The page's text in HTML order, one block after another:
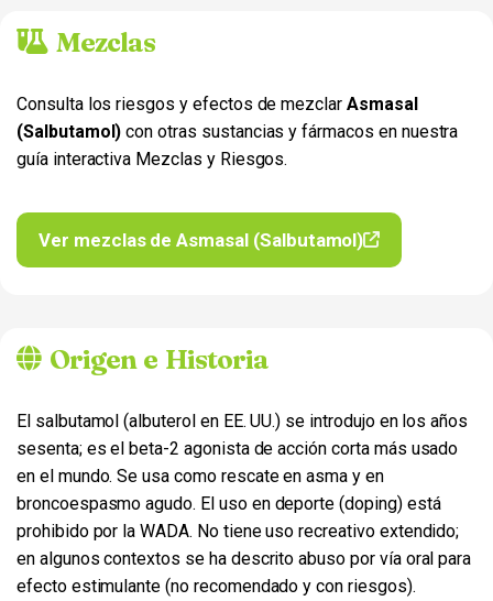
Mezclas
Consulta los riesgos y efectos de mezclar Asmasal
(Salbutamol) con otras sustancias y fármacos en nuestra
guía interactiva Mezclas y Riesgos.
Ver mezclas de Asmasal (Salbutamol)
Origen e Historia
El salbutamol (albuterol en EE. UU.) se introdujo en los años
sesenta; es el beta-2 agonista de acción corta más usado
en el mundo. Se usa como rescate en asma y en
broncoespasmo agudo. El uso en deporte (doping) está
prohibido por la WADA. No tiene uso recreativo extendido;
en algunos contextos se ha descrito abuso por vía oral para
efecto estimulante (no recomendado y con riesgos).